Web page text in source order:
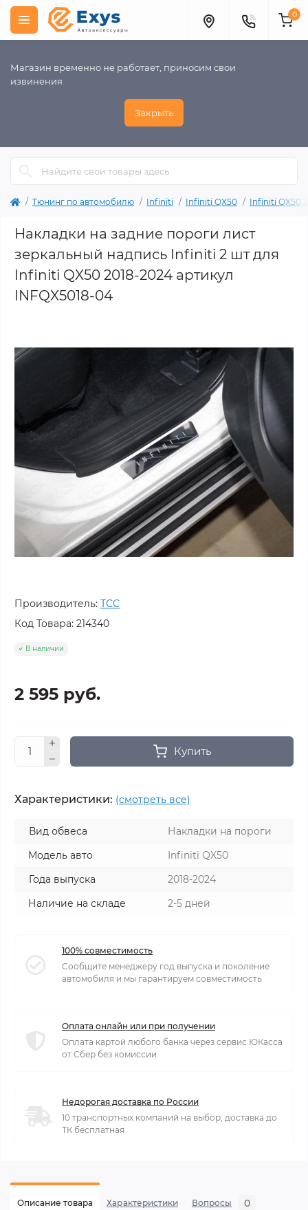
Магазин временно не работает, приносим свои
извинения
Закрыть
0
Тюнинг по автомобилю Infiniti Infiniti QX50 Infiniti QX50
Накладки на задние пороги лист
зеркальный надпись Infiniti 2 шт для
Infiniti QX50 2018-2024 артикул
INFQX5018-04
Производитель: ТСС
Код Товара: 214340
В наличии
2 595 руб.
Купить
Характеристики: (смотреть все)
Вид обвеса
Накладки на пороги
Модель авто
Infiniti QX50
Года выпуска
2018-2024
Наличие на складе
2-5 дней
100% совместимость
Сообщите менеджеру год выпуска и поколение
автомобиля и мы гарантируем совместимость
Оплата онлайн или при получении
Оплата картой любого банка через сервис ЮКасса
от Сбер без комиссии
Недорогая доставка по России
10 транспортных компаний на выбор, доставка до
ТК бесплатная
Описание товара Характеристики Вопросы 0